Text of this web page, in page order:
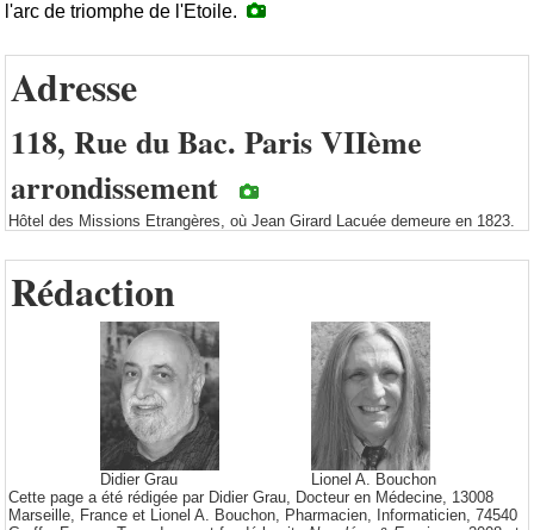
l'arc de triomphe de l'Etoile.
Adresse
118, Rue du Bac. Paris VIIème
arrondissement
Hôtel des Missions Etrangères, où Jean Girard Lacuée demeure en 1823.
Rédaction
Didier Grau
Lionel A. Bouchon
Cette page a été rédigée par Didier Grau, Docteur en Médecine, 13008
Marseille, France et Lionel A. Bouchon, Pharmacien, Informaticien, 74540